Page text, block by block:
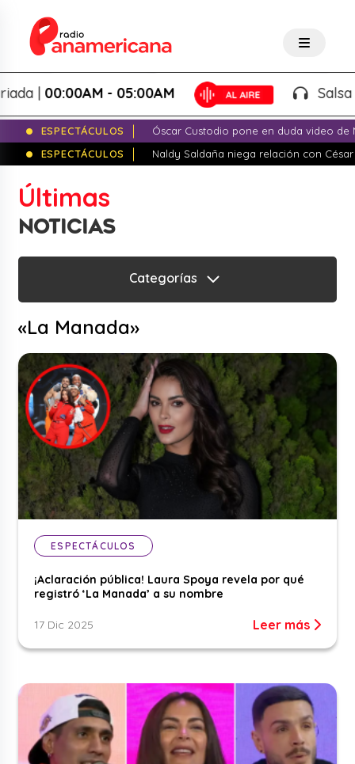
|00:00AM - 05:00AM Salsa
ESPECTÁCULOS
Óscar Custodio pone en duda video de
ESPECTÁCULOS
Naldy Saldaña niega relación con
Últimas
NOTICIAS
Categorías
«La Manada»
ESPECTÁCULOS
¡Aclaración pública! Laura Spoya revela por qué
registró ‘La Manada’ a su nombre
17 Dic 2025 Leer más